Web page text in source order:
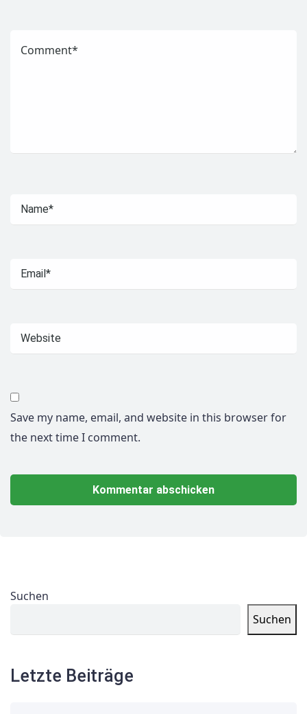
Save my name, email, and website in this browser for
the next time I comment.
Suchen
Suchen
Letzte Beiträge